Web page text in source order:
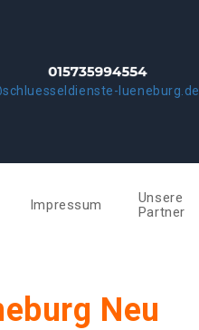
lueneburg.de
Impressum
Unsere
Partner
Neu